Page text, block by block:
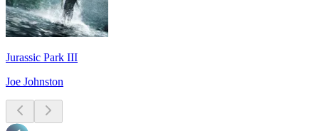
Jurassic Park III
Joe Johnston